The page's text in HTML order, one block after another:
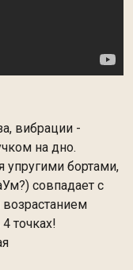
вибрации -
на дно.
упругими бортами,
совпадает с
точках!